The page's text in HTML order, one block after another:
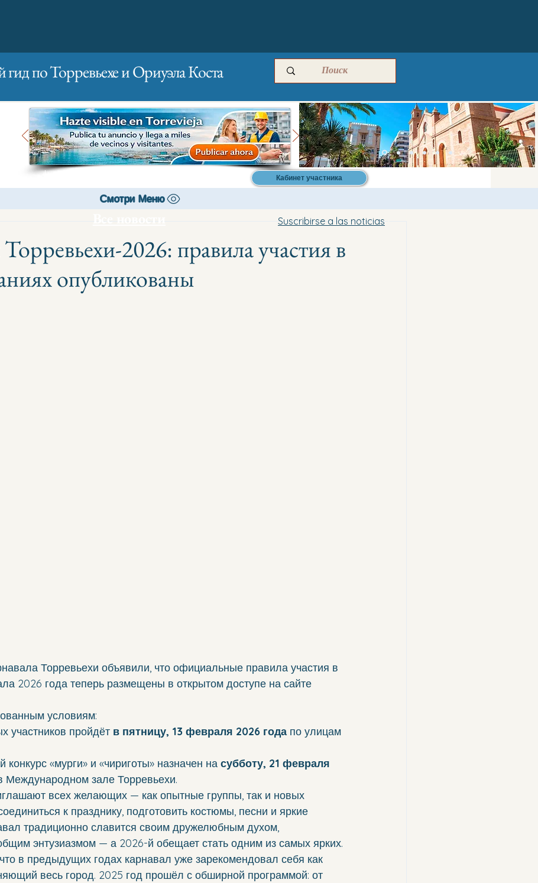
по Торревьехе и Ориуэла Коста
Кабинет участника
Смотри Меню
2026: правила участия в
опубликованы
5 звезд.
Торревьехи объявили, что официальные правила участия в
2026 года теперь размещены в открытом доступе на сайте
условиям:
участников пройдёт в пятницу, 13 февраля 2026 года по улицам
«мурги» и «чириготы» назначен на субботу, 21 февраля
Международном зале Торревьехи.
всех желающих — как опытные группы, так и новых
к празднику, подготовить костюмы, песни и яркие
традиционно славится своим дружелюбным духом,
энтузиазмом — а 2026-й обещает стать одним из самых ярких.
в предыдущих годах карнавал уже зарекомендовал себя как
весь город. 2025 год прошёл с обширной программой: от
Все новости Suscribirse a las noticias